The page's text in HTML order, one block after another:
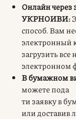
Онлайн через
УКРНОИВИ:
способ. Вам
электронный
загрузить
электронном
В бумажном
можете пода
ти заявку в
или